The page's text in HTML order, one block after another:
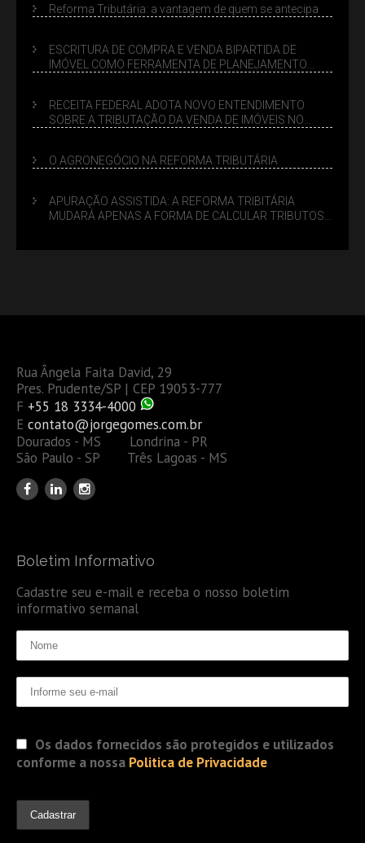
Reforma Tributária: a vantagem de quem se antecipa
ESCRITURA DE COMPRA E VENDA BIPARTIDA DE
IMÓVEL COMO FERRAMENTA DE PLANEJAMENTO
RECEITA FEDERAL ADOTA NOVO ENTENDIMENTO
SOBRE A TRIBUTAÇÃO DA VENDA DE IMÓVEIS NO
O AGRONEGÓCIO NA REFORMA TRIBUTÁRIA
APURAÇÃO ASSISTIDA: A REFORMA TRIBITÁRIA
MUDARÁ APENAS A FORMA DE CALCULAR TRIBUTOS
Rua Ângela Faita David, 29
Pres. Prudente/SP | CEP 19053-777
F +55 18 3334-4000
E contato@jorgegomes.com.br
Dourados - MS Londrina - PR
São Paulo - SP Três Lagoas - MS
Boletim Informativo
Cadastre seu e-mail e receba o nosso boletim
informativo semanal
Os dados fornecidos são protegidos e utilizados
conforme a nossa Politica de Privacidade